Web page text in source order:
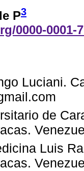
P3
0000-0001-
Luciani.
de
Luis